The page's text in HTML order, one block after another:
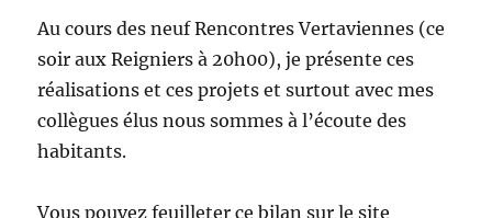
Au cours des neuf Rencontres Vertaviennes (ce
soir aux Reigniers à 20h00), je présente ces
réalisations et ces projets et surtout avec mes
collègues élus nous sommes à l’écoute des
habitants.
Vous pouvez feuilleter ce bilan sur le site